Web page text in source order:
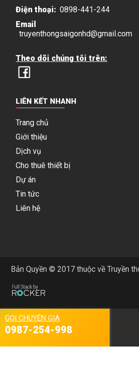
GỌI CHUYÊN GIA
0987-254-998
Điện thoại: 0898-441-244
Email
truyenthongsaigonhd@gmail.com
Theo dõi chúng tôi trên:
LIÊN KẾT NHANH
Trang chủ
Giới thiệu
Dịch vụ
Cho thuê thiết bị
Dự án
Tin tức
Liên hệ
Bản Quyền © 2017 thuộc về Truyền